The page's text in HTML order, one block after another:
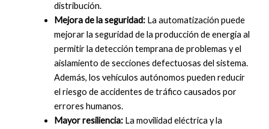
distribución.
Mejora de la seguridad: La automatización puede
mejorar la seguridad de la producción de energía al
permitir la detección temprana de problemas y el
aislamiento de secciones defectuosas del sistema.
Además, los vehículos autónomos pueden reducir
el riesgo de accidentes de tráfico causados por
errores humanos.
Mayor resiliencia: La movilidad eléctrica y la